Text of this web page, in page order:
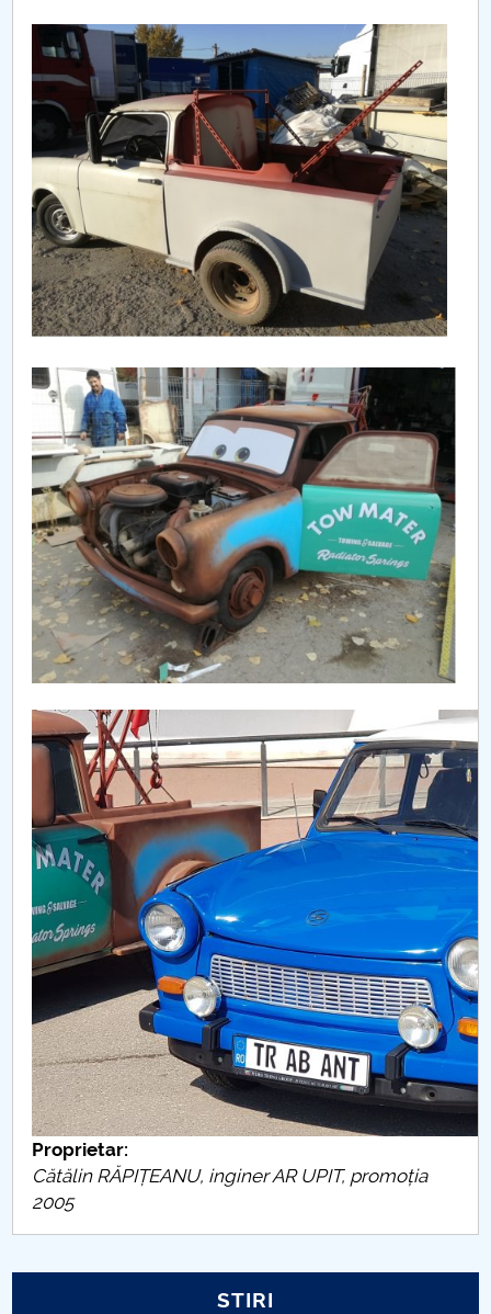
Proprietar:
Cătălin RĂPIȚEANU, inginer AR UPIT, promoția
2005
STIRI